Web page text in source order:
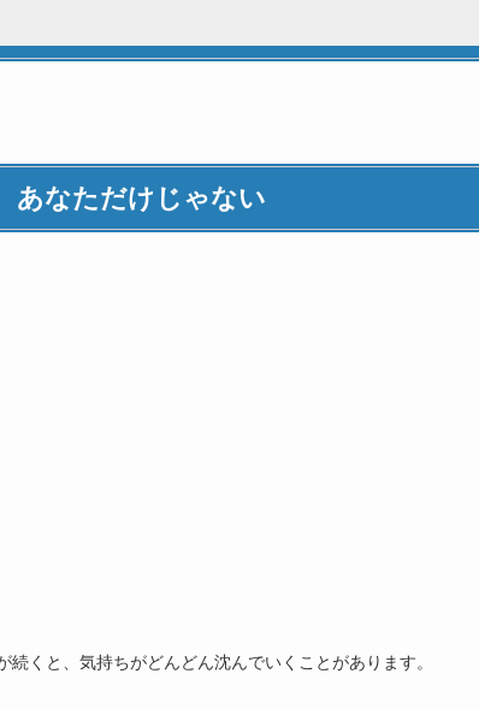
のタイプで確認
低下
る
もOK」
あなただけじゃない
くと、気持ちがどんどん沈んでいくことがあります。